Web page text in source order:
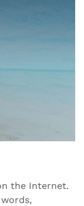
the Internet.